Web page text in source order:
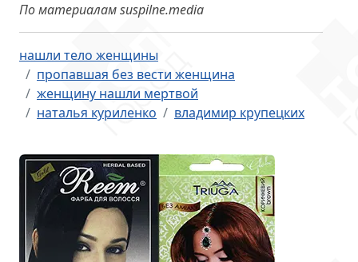
По материалам suspilne.media
нашли тело женщины
пропавшая без вести женщина
женщину нашли мертвой
наталья куриленко
владимир крупецких